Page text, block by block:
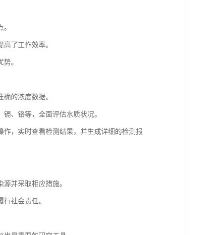
了工作效率。
。
的浓度数据。
、铬等，全面评估水质状况。
，实时查看检测结果，并生成详细的检测报
并采取相应措施。
社会责任。